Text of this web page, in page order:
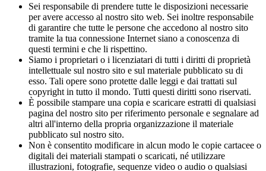
Sei responsabile di prendere tutte le disposizioni necessarie
per avere accesso al nostro sito web. Sei inoltre responsabile
di garantire che tutte le persone che accedono al nostro sito
tramite la tua connessione Internet siano a conoscenza di
questi termini e che li rispettino.
Siamo i proprietari o i licenziatari di tutti i diritti di proprietà
intellettuale sul nostro sito e sul materiale pubblicato su di
esso. Tali opere sono protette dalle leggi e dai trattati sul
copyright in tutto il mondo. Tutti questi diritti sono riservati.
È possibile stampare una copia e scaricare estratti di qualsiasi
pagina del nostro sito per riferimento personale e segnalare ad
altri all'interno della propria organizzazione il materiale
pubblicato sul nostro sito.
Non è consentito modificare in alcun modo le copie cartacee o
digitali dei materiali stampati o scaricati, né utilizzare
illustrazioni, fotografie, sequenze video o audio o qualsiasi